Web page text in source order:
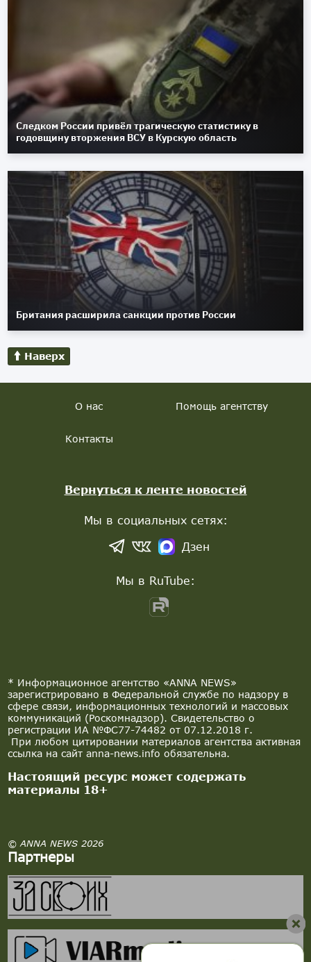
Следком России привёл трагическую статистику в
годовщину вторжения ВСУ в Курскую область
Британия расширила санкции против России
Наверх
* Информационное агентство «ANNA NEWS»
зарегистрировано в Федеральной службе по надзору в
сфере связи, информационных технологий и массовых
коммуникаций (Роскомнадзор). Свидетельство о
регистрации ИА №ФС77-74482 от 07.12.2018 г.
При любом цитировании материалов агентства активная
ссылка на сайт anna-news.info обязательна.
Настоящий ресурс может содержать
материалы 18+
© ANNA NEWS 2026
Партнеры
О нас Помощь агентству
Контакты
Вернуться к ленте новостей
Мы в социальных сетях:
Дзен
Мы в RuTube: